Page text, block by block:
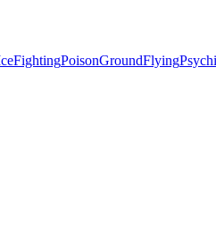
FightingPoisonGroundFlying